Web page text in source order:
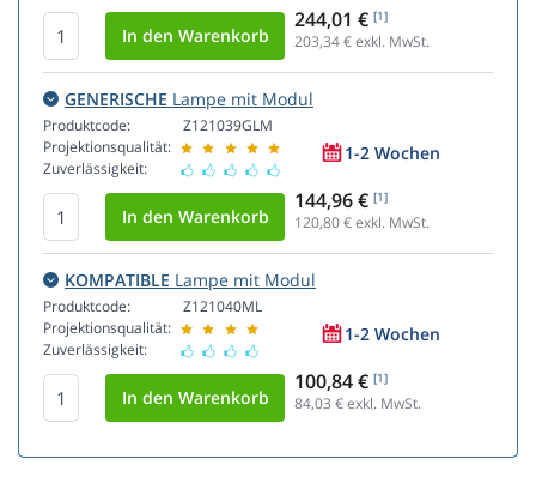
244,01 € [1]
203,34€ exkl. MwSt.
GENERISCHE Lampe mit Modul
Produktcode:
Projektionsqualität:
Zuverlässigkeit:
Z121039GLM
1-2 Wochen
144,96 € [1]
120,80€ exkl. MwSt.
KOMPATIBLE Lampe mit Modul
Produktcode:
Projektionsqualität:
Zuverlässigkeit:
Z121040ML
1-2 Wochen
100,84 € [1]
84,03 € exkl. MwSt.